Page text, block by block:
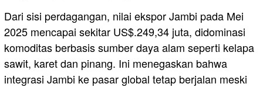
Dari sisi perdagangan, nilai ekspor Jambi pada Mei
2025 mencapai sekitar US$.249,34 juta, didominasi
komoditas berbasis sumber daya alam seperti kelapa
sawit, karet dan pinang. Ini menegaskan bahwa
integrasi Jambi ke pasar global tetap berjalan meski